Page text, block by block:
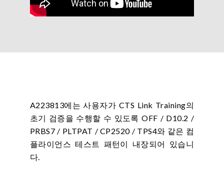
A223813에는 사용자가 CTS Link Training의
초기 검증을 수행할 수 있도록 OFF / D10.2 /
PRBS7 / PLTPAT / CP2520 / TPS4와 같은 컴
플라이언스 테스트 패턴이 내장되어 있습니
다.